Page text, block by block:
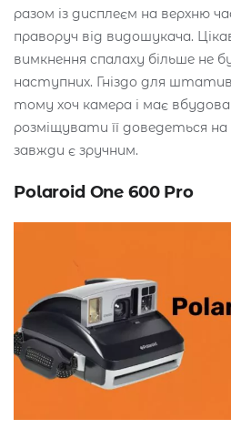
разом із дисплеєм на верхню
праворуч від видошукача.
вимкнення спалаху більше не
наступних. Гніздо для
тому хоч камера і має
розміщувати її доведеться на
завжди є зручним.
Polaroid One 600 Pro